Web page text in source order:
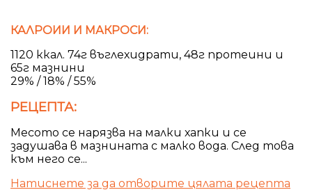
КАЛРОИИ И МАКРОСИ:
1120 ккал. 74г въглехидрати, 48г протеини и
65г мазнини
29% / 18% / 55%
РЕЦЕПТА:
Месото се нарязва на малки хапки и се
задушава в мазнината с малко вода. След това
към него се...
Натиснете за да отворите цялата рецепта